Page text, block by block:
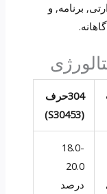
برنامه, و
304حرف
(S30453)
18.0-
20.0
درصد